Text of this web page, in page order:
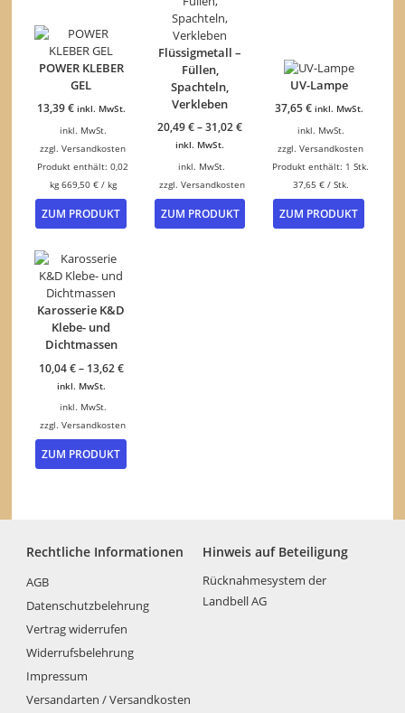
POWER KLEBER
GEL
13,39€ inkl. MwSt.
inkl. MwSt.
zzgl.Versandkosten
Produkt enthält: 0,02
kg 669,50 €/ kg
ZUM PRODUKT
Flüssigmetall –
Füllen,
Spachteln,
Verkleben
20,49€–31,02€
inkl. MwSt.
inkl. MwSt.
zzgl. Versandkosten
ZUM PRODUKT
Dieses
Produkt
UV-Lampe
37,65€ inkl. MwSt.
inkl. MwSt.
zzgl.Versandkosten
Produkt enthält: 1Stk.
37,65 €/ Stk.
ZUM PRODUKT
Karosserie K&D
Klebe- und
Dichtmassen
10,04€– 13,62 €
inkl. MwSt.
inkl. MwSt.
zzgl.Versandkosten
ZUM PRODUKT
Dieses
Optionen
der
Produktseite
gewählt
werden
Rechtliche Informationen
AGB
Datenschutzbelehrung
Vertrag widerrufen
Widerrufsbelehrung
Impressum
Versandarten / Versandkosten
Hinweis auf Beteiligung
Rücknahmesystem der
Landbell AG